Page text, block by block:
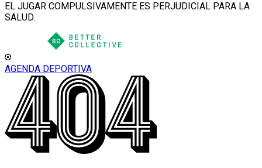
EL JUGAR COMPULSIVAMENTE ES PERJUDICIAL PARA LA
SALUD.
AGENDA DEPORTIVA